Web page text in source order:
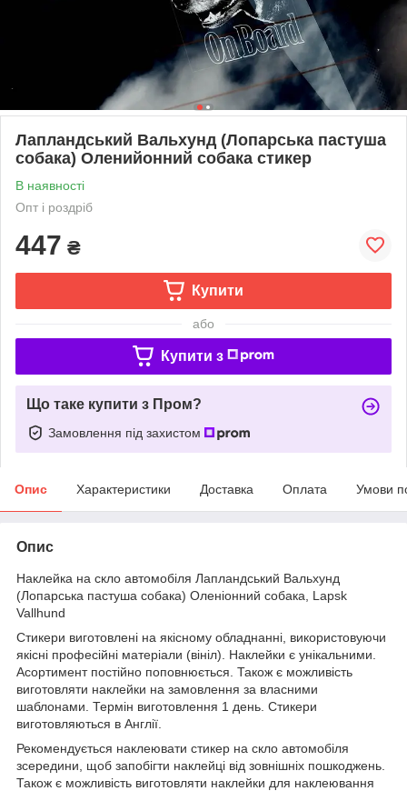
Лапландський Вальхунд (Лопарська пастуша
собака) Оленийонний собака стикер
В наявності
Опт і роздріб
447 ₴
Купити
або
Купити з
Що таке купити з Пром?
Замовлення під захистом
Опис Характеристики Доставка Оплата Умови
Опис
Наклейка на скло автомобіля Лапландський Вальхунд
(Лопарська пастуша собака) Оленіонний собака, Lapsk
Vallhund
Стикери виготовлені на якісному обладнанні, використовуючи
якісні професійні матеріали (вініл). Наклейки є унікальними.
Асортимент постійно поповнюється. Також є можливість
виготовляти наклейки на замовлення за власними
шаблонами. Термін виготовлення 1 день. Стикери
виготовляються в Англії.
Рекомендується наклеювати стикер на скло автомобіля
зсередини, щоб запобігти наклейці від зовнішніх пошкоджень.
Також є можливість виготовляти наклейки для наклеювання